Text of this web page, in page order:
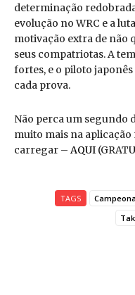
determinação
evolução no WRC e a
motivação extra de não
seus compatriotas. A
fortes, e o piloto
cada prova.
Não perca um segundo
muito mais na
carregar – AQUI
TAGS